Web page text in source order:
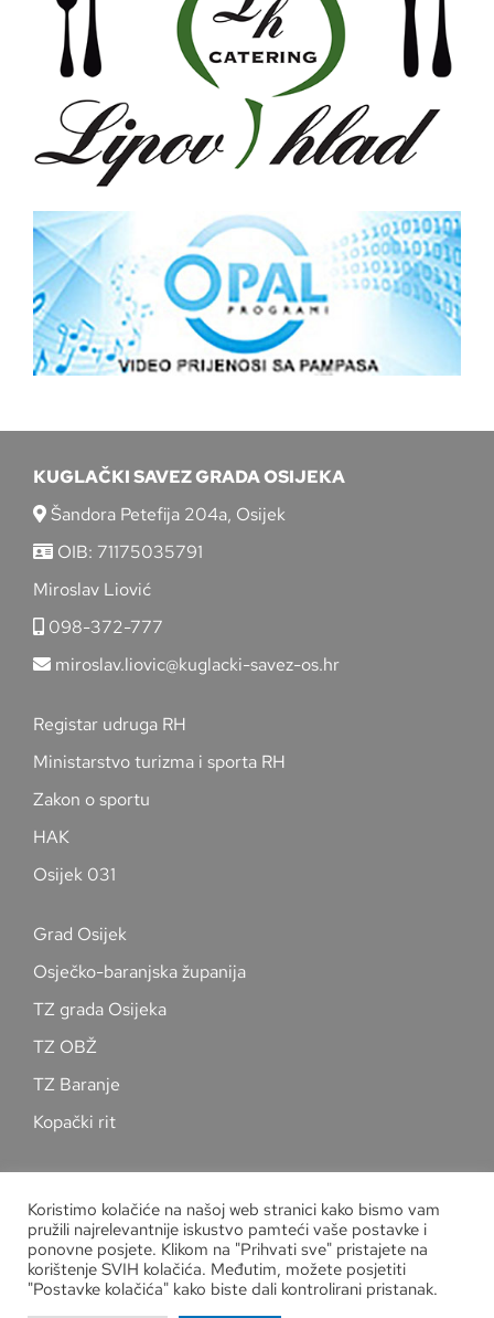
KUGLAČKI SAVEZ GRADA OSIJEKA
Šandora Petefija 204a, Osijek
OIB: 71175035791
Miroslav Liović
098-372-777
miroslav.liovic@kuglacki-savez-os.hr
Registar udruga RH
Ministarstvo turizma i sporta RH
Zakon o sportu
HAK
Osijek 031
Grad Osijek
Osječko-baranjska županija
TZ grada Osijeka
TZ OBŽ
TZ Baranje
Kopački rit
Zaštita osobnih podataka
Koristimo kolačiće na našoj web stranici kako bismo vam
pružili najrelevantnije iskustvo pamteći vaše postavke i
ponovne posjete. Klikom na "Prihvati sve" pristajete na
korištenje SVIH kolačića. Međutim, možete posjetiti
"Postavke kolačića" kako biste dali kontrolirani pristanak.